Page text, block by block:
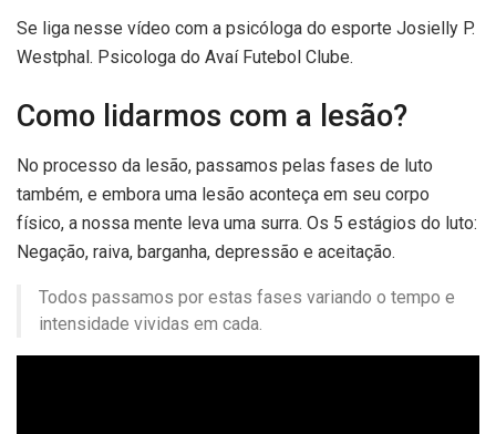
Se liga nesse vídeo com a psicóloga do esporte Josielly P.
Westphal. Psicologa do Avaí Futebol Clube.
Como lidarmos com a lesão?
No processo da lesão, passamos pelas fases de luto
também, e embora uma lesão aconteça em seu corpo
físico, a nossa mente leva uma surra. Os 5 estágios do luto:
Negação, raiva, barganha, depressão e aceitação.
Todos passamos por estas fases variando o tempo e
intensidade vividas em cada.